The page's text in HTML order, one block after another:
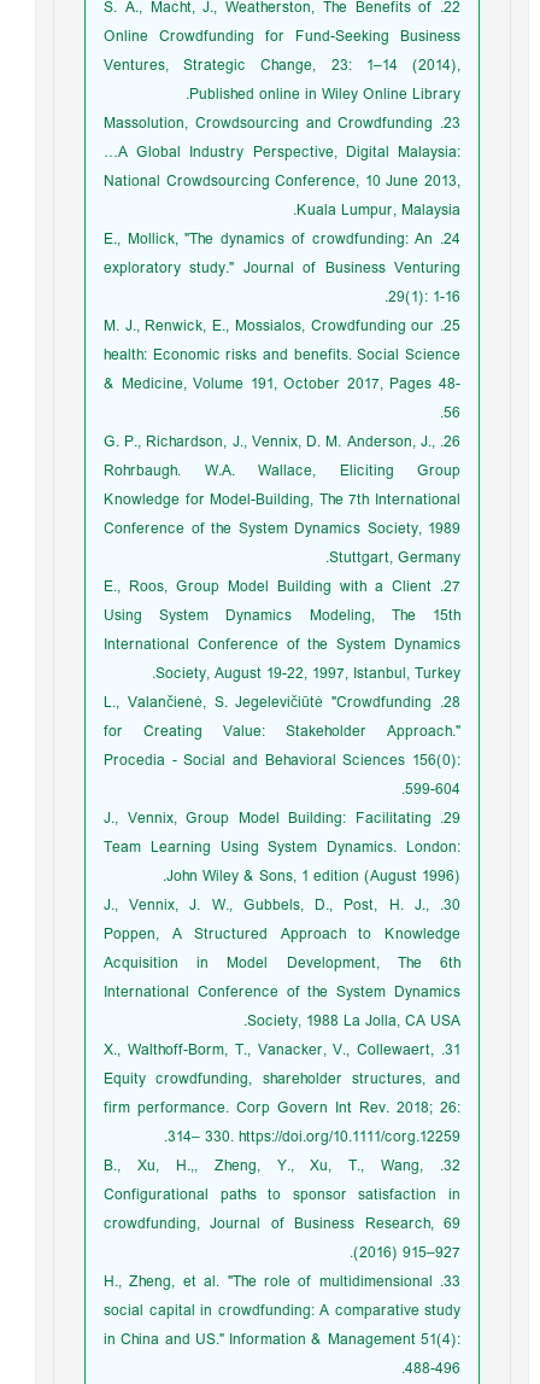
22. S. A., Macht, J., Weatherston, The Benefits of
Online Crowdfunding for Fund-Seeking Business
Ventures, Strategic Change, 23: 1–14 (2014),
Published online in Wiley Online Library.
23. Massolution, Crowdsourcing and Crowdfunding
…A Global Industry Perspective, Digital Malaysia:
National Crowdsourcing Conference, 10 June 2013,
Kuala Lumpur, Malaysia.
24. E., Mollick, "The dynamics of crowdfunding: An
exploratory study." Journal of Business Venturing
29(1): 1-16.
25. M. J., Renwick, E., Mossialos, Crowdfunding our
health: Economic risks and benefits. Social Science
& Medicine, Volume 191, October 2017, Pages 48-
56.
26. G. P., Richardson, J., Vennix, D. M. Anderson, J.,
Rohrbaugh. W.A. Wallace, Eliciting Group
Knowledge for Model-Building, The 7th International
Conference of the System Dynamics Society, 1989
Stuttgart, Germany.
27. E., Roos, Group Model Building with a Client
Using System Dynamics Modeling, The 15th
International Conference of the System Dynamics
Society, August 19-22, 1997, Istanbul, Turkey.
28. L., Valančienė, S. Jegelevičiūtė "Crowdfunding
for Creating Value: Stakeholder Approach."
Procedia - Social and Behavioral Sciences 156(0):
599-604.
29. J., Vennix, Group Model Building: Facilitating
Team Learning Using System Dynamics. London:
John Wiley & Sons, 1 edition (August 1996).
30. J., Vennix, J. W., Gubbels, D., Post, H. J.,
Poppen, A Structured Approach to Knowledge
Acquisition in Model Development, The 6th
International Conference of the System Dynamics
Society, 1988 La Jolla, CA USA.
31. X., Walthoff-Borm, T., Vanacker, V., Collewaert,
Equity crowdfunding, shareholder structures, and
firm performance. Corp Govern Int Rev. 2018; 26:
314– 330. https://doi.org/10.1111/corg.12259.
32. B., Xu, H.,, Zheng, Y., Xu, T., Wang,
Configurational paths to sponsor satisfaction in
crowdfunding, Journal of Business Research, 69
(2016) 915–927.
33. H., Zheng, et al. "The role of multidimensional
social capital in crowdfunding: A comparative study
in China and US." Information & Management 51(4):
488-496.